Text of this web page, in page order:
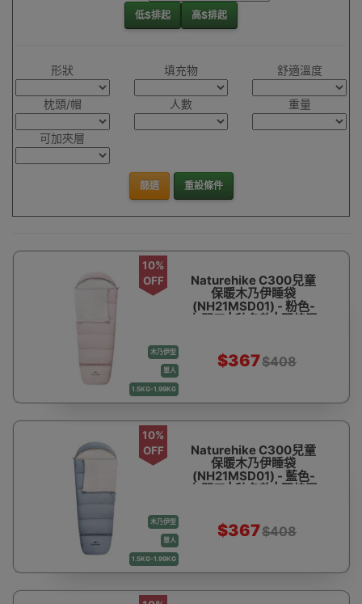
低$排起 高$排起
形狀 填充物 舒適溫度
枕頭/帽 人數 重量
可加夾層
篩選 重設條件
木乃伊型
單人
1.5KG-1.99KG
10%
OFF
Naturehike C300兒童
保暖木乃伊睡袋
(NH21MSD01) - 粉色-
左開口 | 秋冬款 | 羽棉混
$367$408
木乃伊型
單人
1.5KG-1.99KG
10%
OFF
Naturehike C300兒童
保暖木乃伊睡袋
(NH21MSD01) - 藍色-
左開口 | 秋冬款 | 羽棉混
$367$408